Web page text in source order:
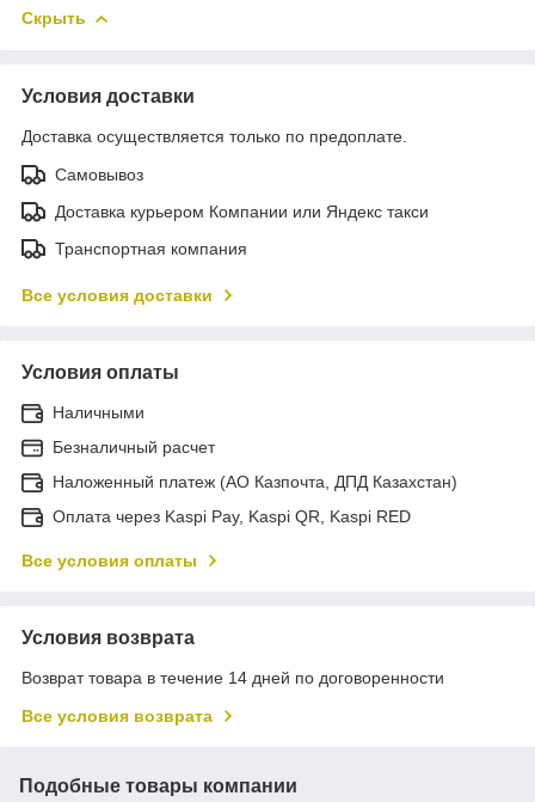
Скрыть
Условия доставки
Доставка осуществляется только по предоплате.
Самовывоз
Доставка курьером Компании или Яндекс такси
Транспортная компания
Все условия доставки
Условия оплаты
Наличными
Безналичный расчет
Наложенный платеж (АО Казпочта, ДПД Казахстан)
Оплата через Kaspi Pay, Kaspi QR, Kaspi RED
Все условия оплаты
Условия возврата
Возврат товара в течение 14 дней по договоренности
Все условия возврата
Подобные товары компании